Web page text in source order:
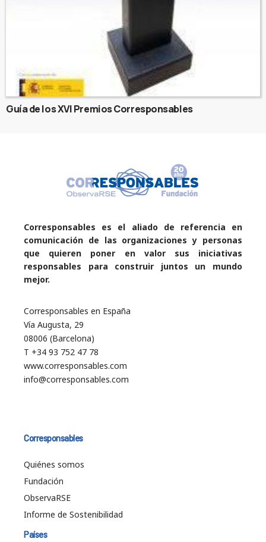
Guía de los XVI Premios Corresponsables
Corresponsables es el aliado de referencia en
comunicación de las organizaciones y personas
que quieren poner en valor sus iniciativas
responsables para construir juntos un mundo
mejor.
Corresponsables en España
Vía Augusta, 29
08006 (Barcelona)
T +34 93 752 47 78
www.corresponsables.com
info@corresponsables.com
Corresponsables
Quiénes somos
Fundación
ObservaRSE
Informe de Sostenibilidad
Países